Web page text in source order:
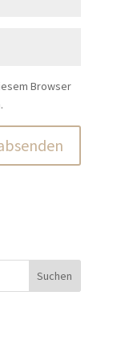
Browser
Suchen